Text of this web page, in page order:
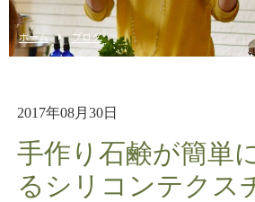
ホーム ブログ
2017年08月30日
手作り石鹸が簡単
るシリコンテクス